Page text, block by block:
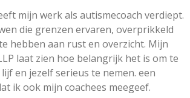
mijn werk als autismecoach verdiept.
die grenzen ervaren, overprikkeld
hebben aan rust en overzicht. Mijn
laat zien hoe belangrijk het is om te
en jezelf serieus te nemen. een
ik ook mijn coachees meegeef.